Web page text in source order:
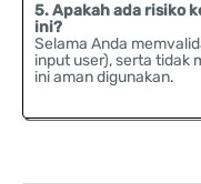
5. Apakah ada risiko
ini?
Selama Anda
input user), serta tidak
ini aman digunakan.